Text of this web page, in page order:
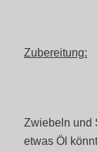
Zubereitung:
Zwiebeln und
etwas Öl